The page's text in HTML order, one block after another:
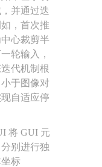
并通过迭
，首次推
心裁剪半
轮输入，
代机制根
于图像对
自适应停
将 GUI 元
别进行独
标